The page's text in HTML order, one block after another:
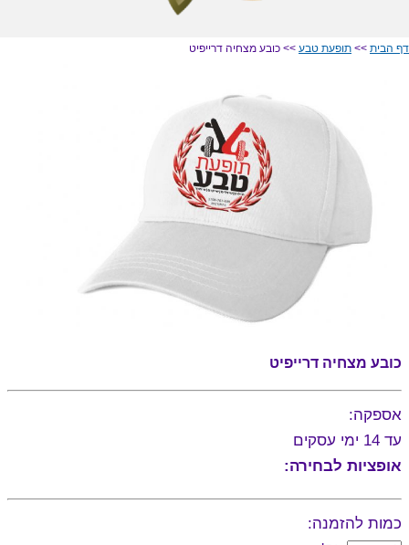
דף הבית >> תופעת טבע >> כובע מצחיה דרייפיט
כובע מצחיה דרייפיט
אספקה:
עד 14 ימי עסקים
אופציות לבחירה:
כמות להזמנה: